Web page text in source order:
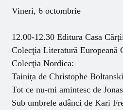
Vineri, 6 octombrie
12.00-12.30 Editura Casa
Colecţia Literatură Europeană
Colecţia Nordica:
Tainiţa de Christophe
Tot ce nu-mi amintesc de
Sub umbrele adânci de Kari